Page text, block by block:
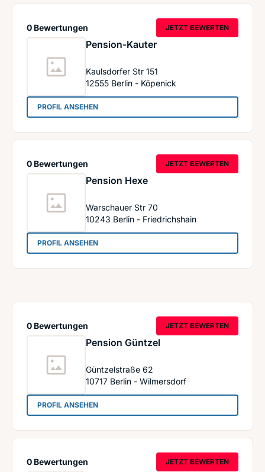
Pension-Kauter
Kaulsdorfer Str 151
12555 Berlin - Köpenick
0 Bewertungen JETZT BEWERTEN
PROFIL ANSEHEN: Pension-Kauter
Pension Hexe
Warschauer Str 70
10243 Berlin - Friedrichshain
0 Bewertungen JETZT BEWERTEN
PROFIL ANSEHEN: Pension Hexe
Pension Güntzel
Güntzelstraße 62
10717 Berlin - Wilmersdorf
0 Bewertungen JETZT BEWERTEN
PROFIL ANSEHEN: Pension Güntzel
0 Bewertungen JETZT BEWERTEN